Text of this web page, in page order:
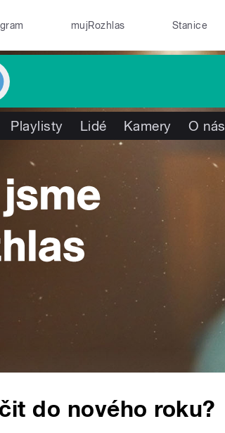
mujRozhlas Stanice
Playlisty Lidé Kamery O nás
do nového roku?